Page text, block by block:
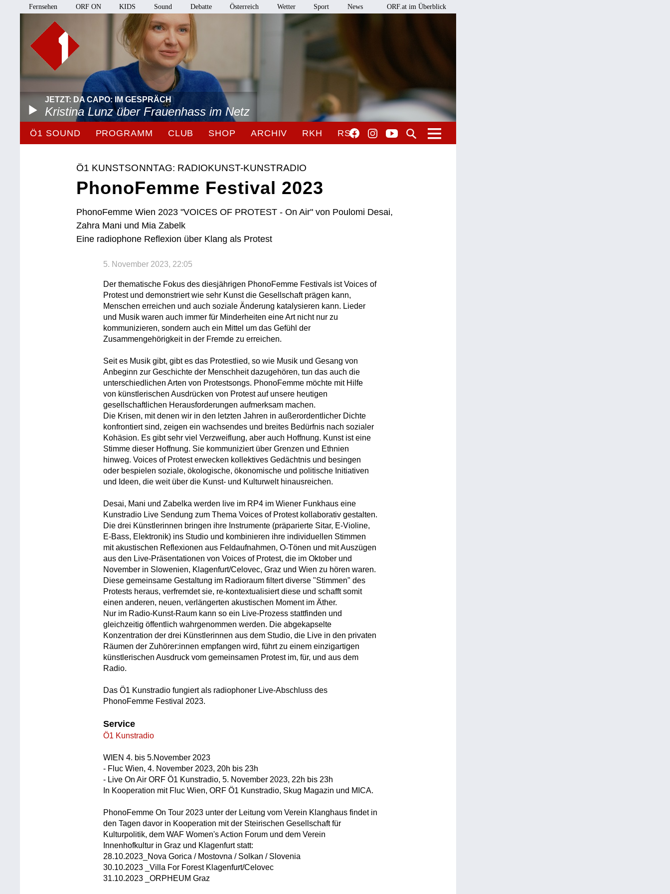
Fernsehen ORF ON KIDS Sound Debatte Österreich Wetter Sport News ORF.at im Überblick
JETZT: DA CAPO: IM GESPRÄCH
Kristina Lunz über Frauenhass im Netz
Ö1 SOUND PROGRAMM CLUB SHOP ARCHIV RKH RSO
Ö1 KUNSTSONNTAG: RADIOKUNST-KUNSTRADIO
PhonoFemme Festival 2023
PhonoFemme Wien 2023 "VOICES OF PROTEST - On Air" von Poulomi Desai,
Zahra Mani und Mia Zabelk
Eine radiophone Reflexion über Klang als Protest
5. November 2023, 22:05
Der thematische Fokus des diesjährigen PhonoFemme Festivals ist Voices of
Protest und demonstriert wie sehr Kunst die Gesellschaft prägen kann,
Menschen erreichen und auch soziale Änderung katalysieren kann. Lieder
und Musik waren auch immer für Minderheiten eine Art nicht nur zu
kommunizieren, sondern auch ein Mittel um das Gefühl der
Zusammengehörigkeit in der Fremde zu erreichen.
Seit es Musik gibt, gibt es das Protestlied, so wie Musik und Gesang von
Anbeginn zur Geschichte der Menschheit dazugehören, tun das auch die
unterschiedlichen Arten von Protestsongs. PhonoFemme möchte mit Hilfe
von künstlerischen Ausdrücken von Protest auf unsere heutigen
gesellschaftlichen Herausforderungen aufmerksam machen.
Die Krisen, mit denen wir in den letzten Jahren in außerordentlicher Dichte
konfrontiert sind, zeigen ein wachsendes und breites Bedürfnis nach sozialer
Kohäsion. Es gibt sehr viel Verzweiflung, aber auch Hoffnung. Kunst ist eine
Stimme dieser Hoffnung. Sie kommuniziert über Grenzen und Ethnien
hinweg. Voices of Protest erwecken kollektives Gedächtnis und besingen
oder bespielen soziale, ökologische, ökonomische und politische Initiativen
und Ideen, die weit über die Kunst- und Kulturwelt hinausreichen.
Desai, Mani und Zabelka werden live im RP4 im Wiener Funkhaus eine
Kunstradio Live Sendung zum Thema Voices of Protest kollaborativ gestalten.
Die drei Künstlerinnen bringen ihre Instrumente (präparierte Sitar, E-Violine,
E-Bass, Elektronik) ins Studio und kombinieren ihre individuellen Stimmen
mit akustischen Reflexionen aus Feldaufnahmen, O-Tönen und mit Auszügen
aus den Live-Präsentationen von Voices of Protest, die im Oktober und
November in Slowenien, Klagenfurt/Celovec, Graz und Wien zu hören waren.
Diese gemeinsame Gestaltung im Radioraum filtert diverse "Stimmen" des
Protests heraus, verfremdet sie, re-kontextualisiert diese und schafft somit
einen anderen, neuen, verlängerten akustischen Moment im Äther.
Nur im Radio-Kunst-Raum kann so ein Live-Prozess stattfinden und
gleichzeitig öffentlich wahrgenommen werden. Die abgekapselte
Konzentration der drei Künstlerinnen aus dem Studio, die Live in den privaten
Räumen der Zuhörer:innen empfangen wird, führt zu einem einzigartigen
künstlerischen Ausdruck vom gemeinsamen Protest im, für, und aus dem
Radio.
Das Ö1 Kunstradio fungiert als radiophoner Live-Abschluss des
PhonoFemme Festival 2023.
Service
Ö1 Kunstradio
WIEN 4. bis 5.November 2023
- Fluc Wien, 4. November 2023, 20h bis 23h
- Live On Air ORF Ö1 Kunstradio, 5. November 2023, 22h bis 23h
In Kooperation mit Fluc Wien, ORF Ö1 Kunstradio, Skug Magazin und MICA.
PhonoFemme On Tour 2023 unter der Leitung vom Verein Klanghaus findet in
den Tagen davor in Kooperation mit der Steirischen Gesellschaft für
Kulturpolitik, dem WAF Women's Action Forum und dem Verein
Innenhofkultur in Graz und Klagenfurt statt:
28.10.2023_Nova Gorica / Mostovna / Solkan / Slovenia
30.10.2023 _Villa For Forest Klagenfurt/Celovec
31.10.2023 _ORPHEUM Graz